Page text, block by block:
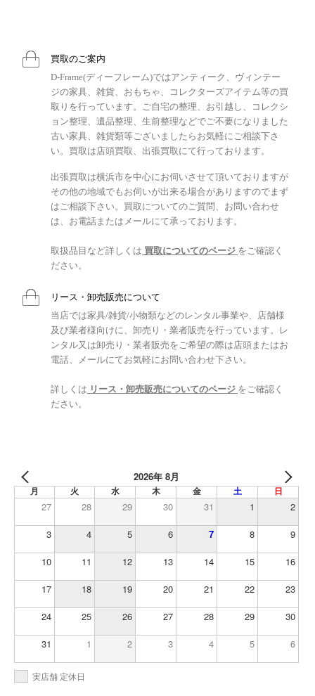
買取のご案内
D-Frame(ディーフレーム)ではアンティーク、ヴィンテー
ジの家具、雑貨、おもちゃ、コレクターズアイテム等の買
取りを行っています。ご自宅の整理、お引越し、コレクシ
ョン整理、遺品整理、生前整理などでご不要になりました
古い家具、雑貨類等ございましたらお気軽にご相談下さ
い。買取は店頭買取、出張買取にて行っております。
出張買取は横浜市を中心にお伺いさせて頂いておりますが
その他の地域でもお伺いが出来る場合がありますのでまず
はご相談下さい。買取についてのご質問、お問い合わせ
は、お電話またはメールにて承っております。
取扱品目など詳しくは 買取についてのページ をご確認く
ださい。
リース・卸売販売について
当店では家具/雑貨/小物類などのレンタル事業や、店舗様
及び業者様向けに、卸売り・業者販売を行っています。レ
ンタル又は卸売り・業者販売をご希望の際は店頭またはお
電話、メールにてお気軽にお問い合わせ下さい。
詳しくは リース・卸売販売についてのページ をご確認く
ださい。
2026年 8月
月 火 水 木 金 土 日
27 28 29 30 31 1 2
3 4 5 6 7 8 9
10 11 12 13 14 15 16
17 18 19 20 21 22 23
24 25 26 27 28 29 30
31 1 2 3 4 5 6
実店舗 定休日